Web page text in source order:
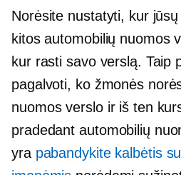
Norėsite nustatyti, kur
kitos automobilių nuomos
kur rasti savo verslą. Taip
pagalvoti, ko žmonės
nuomos verslo ir iš ten
pradedant automobilių
yra pabandykite kalbėtis